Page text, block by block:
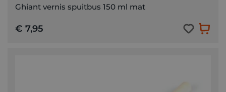
Ghiant vernis spuitbus 150 ml mat
€ 7,95